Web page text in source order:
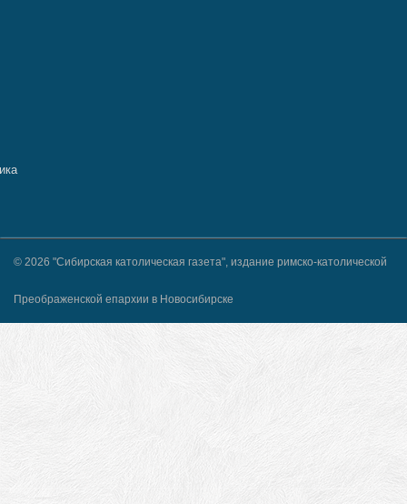
© 2026 "Сибирская католическая газета", издание римско-католической
Преображенской епархии в Новосибирске